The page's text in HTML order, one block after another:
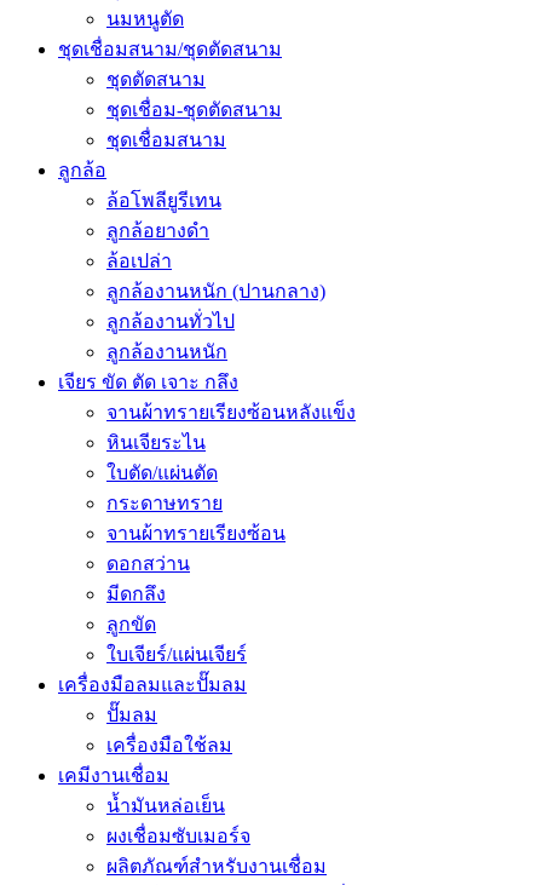
นมหนูตัด
ชุดเชื่อมสนาม/ชุดตัดสนาม
ชุดตัดสนาม
ชุดเชื่อม-ชุดตัดสนาม
ชุดเชื่อมสนาม
ลูกล้อ
ล้อโพลียูรีเทน
ลูกล้อยางดำ
ล้อเปล่า
ลูกล้องานหนัก (ปานกลาง)
ลูกล้องานทั่วไป
ลูกล้องานหนัก
เจียร ขัด ตัด เจาะ กลึง
จานผ้าทรายเรียงซ้อนหลังแข็ง
หินเจียระไน
ใบตัด/แผ่นตัด
กระดาษทราย
จานผ้าทรายเรียงซ้อน
ดอกสว่าน
มีดกลึง
ลูกขัด
ใบเจียร์/แผ่นเจียร์
เครื่องมือลมและปั๊มลม
ปั๊มลม
เครื่องมือใช้ลม
เคมีงานเชื่อม
น้ำมันหล่อเย็น
ผงเชื่อมซับเมอร์จ
ผลิตภัณฑ์สำหรับงานเชื่อม